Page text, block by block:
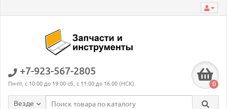
+7-923-567-2805
Пн-пт, с 10:00 до 19:00 сб, с 11:00 до 16:00 (НСК) 0
Везде